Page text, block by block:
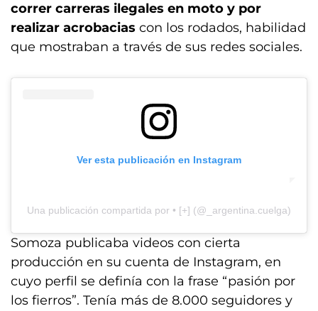
correr carreras ilegales en moto y por
realizar acrobacias con los rodados, habilidad
que mostraban a través de sus redes sociales.
Ver esta publicación en Instagram
Una publicación compartida por • [+] (@_argentina.cuelga)
Somoza publicaba videos con cierta
producción en su cuenta de Instagram, en
cuyo perfil se definía con la frase “pasión por
los fierros”. Tenía más de 8.000 seguidores y